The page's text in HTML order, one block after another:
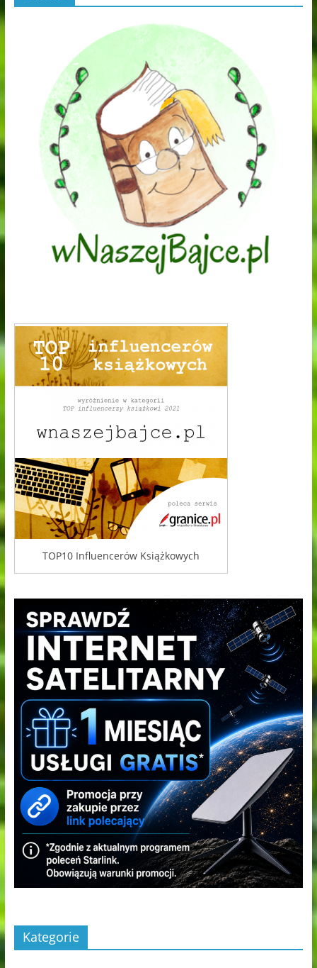
TOP10 Influencerów Książkowych
Kategorie